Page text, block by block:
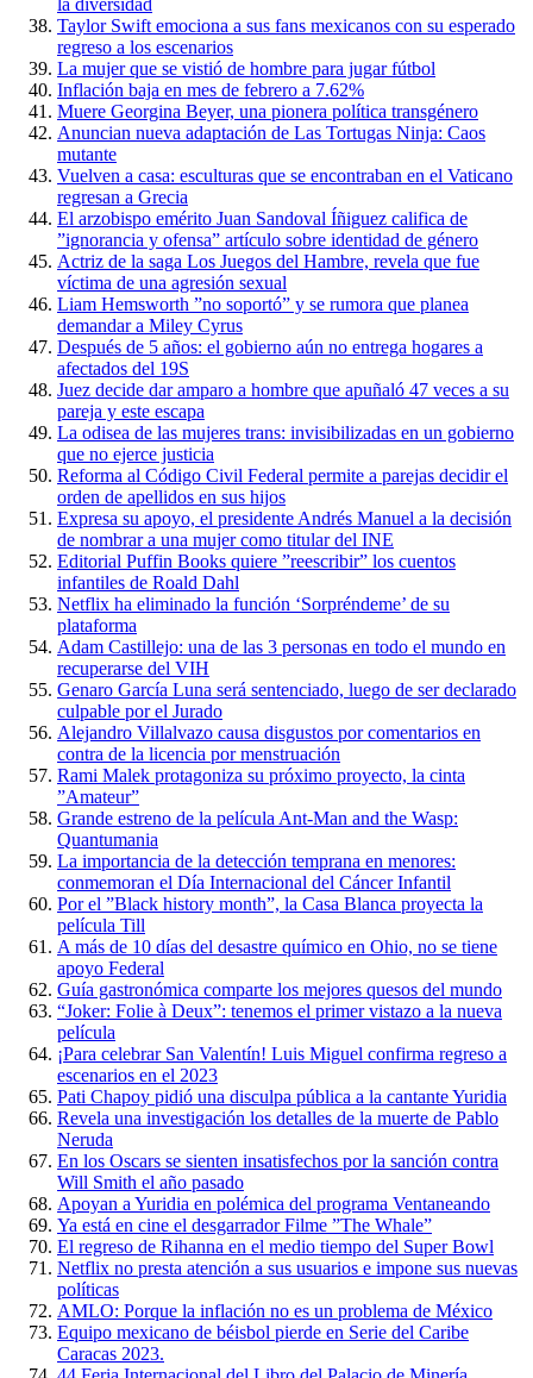
la diversidad
Taylor Swift emociona a sus fans mexicanos con su esperado
regreso a los escenarios
La mujer que se vistió de hombre para jugar fútbol
Inflación baja en mes de febrero a 7.62%
Muere Georgina Beyer, una pionera política transgénero
Anuncian nueva adaptación de Las Tortugas Ninja: Caos
mutante
Vuelven a casa: esculturas que se encontraban en el Vaticano
regresan a Grecia
El arzobispo emérito Juan Sandoval Íñiguez califica de
”ignorancia y ofensa” artículo sobre identidad de género
Actriz de la saga Los Juegos del Hambre, revela que fue
víctima de una agresión sexual
Liam Hemsworth ”no soportó” y se rumora que planea
demandar a Miley Cyrus
Después de 5 años: el gobierno aún no entrega hogares a
afectados del 19S
Juez decide dar amparo a hombre que apuñaló 47 veces a su
pareja y este escapa
La odisea de las mujeres trans: invisibilizadas en un gobierno
que no ejerce justicia
Reforma al Código Civil Federal permite a parejas decidir el
orden de apellidos en sus hijos
Expresa su apoyo, el presidente Andrés Manuel a la decisión
de nombrar a una mujer como titular del INE
Editorial Puffin Books quiere ”reescribir” los cuentos
infantiles de Roald Dahl
Netflix ha eliminado la función ‘Sorpréndeme’ de su
plataforma
Adam Castillejo: una de las 3 personas en todo el mundo en
recuperarse del VIH
Genaro García Luna será sentenciado, luego de ser declarado
culpable por el Jurado
Alejandro Villalvazo causa disgustos por comentarios en
contra de la licencia por menstruación
Rami Malek protagoniza su próximo proyecto, la cinta
”Amateur”
Grande estreno de la película Ant-Man and the Wasp:
Quantumania
La importancia de la detección temprana en menores:
conmemoran el Día Internacional del Cáncer Infantil
Por el ”Black history month”, la Casa Blanca proyecta la
película Till
A más de 10 días del desastre químico en Ohio, no se tiene
apoyo Federal
Guía gastronómica comparte los mejores quesos del mundo
“Joker: Folie à Deux”: tenemos el primer vistazo a la nueva
película
¡Para celebrar San Valentín! Luis Miguel confirma regreso a
escenarios en el 2023
Pati Chapoy pidió una disculpa pública a la cantante Yuridia
Revela una investigación los detalles de la muerte de Pablo
Neruda
En los Oscars se sienten insatisfechos por la sanción contra
Will Smith el año pasado
Apoyan a Yuridia en polémica del programa Ventaneando
Ya está en cine el desgarrador Filme ”The Whale”
El regreso de Rihanna en el medio tiempo del Super Bowl
Netflix no presta atención a sus usuarios e impone sus nuevas
políticas
AMLO: Porque la inflación no es un problema de México
Equipo mexicano de béisbol pierde en Serie del Caribe
Caracas 2023.